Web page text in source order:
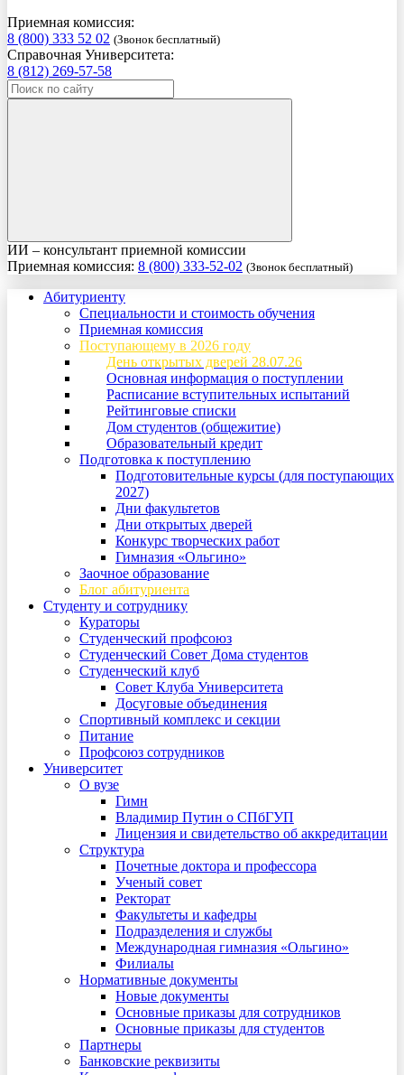
Приемная комиссия:
8 (800) 333 52 02 (Звонок бесплатный)
Справочная Университета:
8 (812) 269-57-58
ИИ – консультант приемной комиссии
Приемная комиссия: 8 (800) 333-52-02 (Звонок бесплатный)
Абитуриенту
Специальности и стоимость обучения
Приемная комиссия
Поступающему в 2026 году
День открытых дверей 28.07.26
Основная информация о поступлении
Расписание вступительных испытаний
Рейтинговые списки
Дом студентов (общежитие)
Образовательный кредит
Подготовка к поступлению
Подготовительные курсы (для поступающих
2027)
Дни факультетов
Дни открытых дверей
Конкурс творческих работ
Гимназия «Ольгино»
Заочное образование
Блог абитуриента
Студенту и сотруднику
Кураторы
Студенческий профсоюз
Студенческий Совет Дома студентов
Студенческий клуб
Совет Клуба Университета
Досуговые объединения
Спортивный комплекс и секции
Питание
Профсоюз сотрудников
Университет
О вузе
Гимн
Владимир Путин о СПбГУП
Лицензия и свидетельство об аккредитации
Структура
Почетные доктора и профессора
Ученый совет
Ректорат
Факультеты и кафедры
Подразделения и службы
Международная гимназия «Ольгино»
Филиалы
Нормативные документы
Новые документы
Основные приказы для сотрудников
Основные приказы для студентов
Партнеры
Банковские реквизиты